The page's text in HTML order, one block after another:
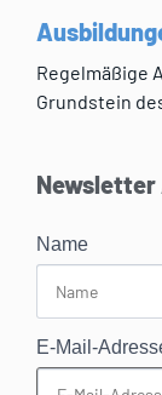
Regelmäßige
Grundstein
Newsletter
Name
E-Mail-